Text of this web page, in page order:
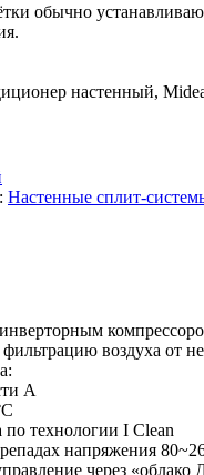
обычно
настенный,
Настенные сплит-
воздуха от
А
технологии I Clean
напряжения
через «облако